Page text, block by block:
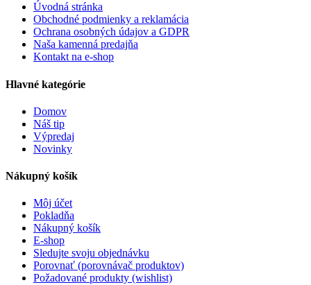
Úvodná stránka
Obchodné podmienky a reklamácia
Ochrana osobných údajov a GDPR
Naša kamenná predajňa
Kontakt na e-shop
Hlavné kategórie
Domov
Náš tip
Výpredaj
Novinky
Nákupný košík
Môj účet
Pokladňa
Nákupný košík
E-shop
Sledujte svoju objednávku
Porovnať (porovnávač produktov)
Požadované produkty (wishlist)